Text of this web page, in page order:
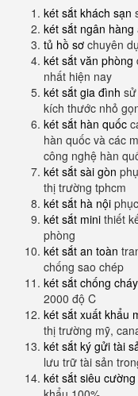
két sắt khách sạn
két sắt ngân hàng
tủ hồ sơ chuyên
két sắt văn phòng
nhất hiện nay
két sắt gia đình
kích thước nhỏ
két sắt hàn quốc
hàn quốc và các
công nghệ hàn
két sắt sài gòn
thị trường tphcm
két sắt hà nội
két sắt mini thiết
phòng
két sắt an toàn
chống sao chép
két sắt chống cháy
2000 độ C
két sắt xuất khẩu
thị trường mỹ,
két sắt ký gửi tài
lưu trữ tài sản
két sắt siêu cường